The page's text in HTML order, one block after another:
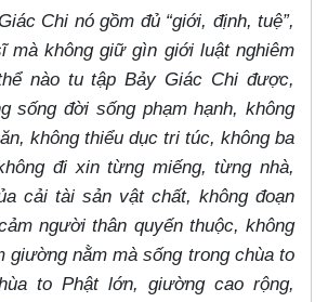
Chi nó gồm đủ “giới, định, tuệ”,
mà không giữ gìn giới luật nghiêm
nào tu tập Bảy Giác Chi được,
sống đời sống phạm hạnh, không
không thiểu dục tri túc, không ba
đi xin từng miếng, từng nhà,
cải tài sản vật chất, không đoạn
người thân quyến thuộc, không
giường nằm mà sống trong chùa to
to Phật lớn, giường cao rộng,